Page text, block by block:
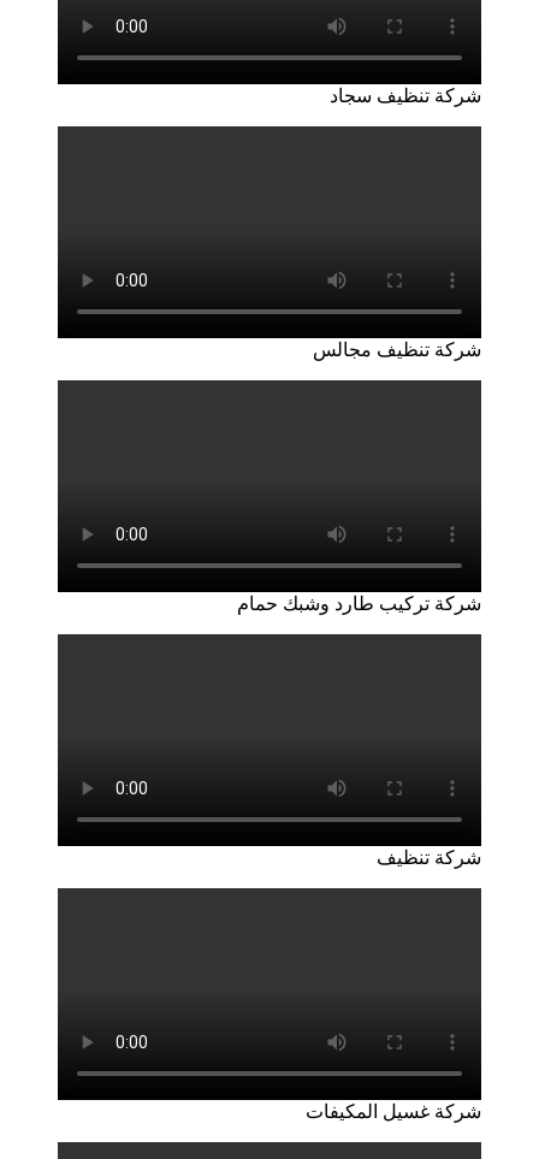
شركة تنظيف سجاد
شركة تنظيف مجالس
شركة تركيب طارد وشبك حمام
شركة تنظيف
شركة غسيل المكيفات